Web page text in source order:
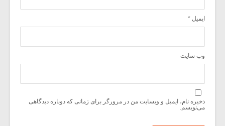
ایمیل *
وب‌ سایت
ذخیره نام، ایمیل و وبسایت من در مرورگر برای زمانی که دوباره دیدگاهی
می‌نویسم.